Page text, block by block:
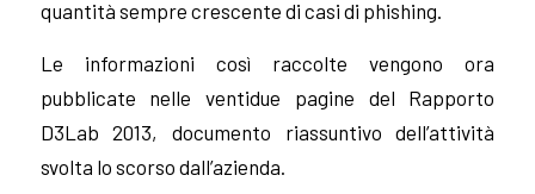
quantità sempre crescente di casi di phishing.
Le informazioni così raccolte vengono ora
pubblicate nelle ventidue pagine del Rapporto
D3Lab 2013, documento riassuntivo dell’attività
svolta lo scorso dall’azienda.